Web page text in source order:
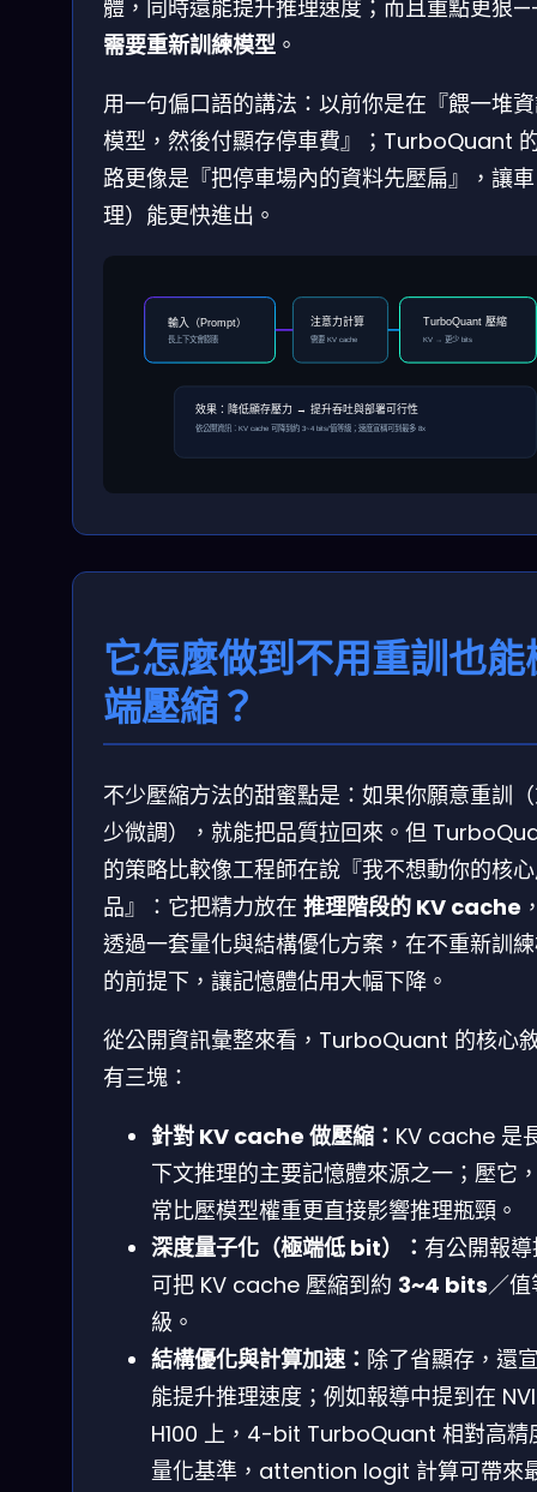
體，同時還能提升推理速度；而且重點更狠
需要重新訓練模型 。
用一句偏口語的講法：以前你是在『餵一堆
模型，然後付顯存停車費』；TurboQuant
路更像是『把停車場內的資料先壓扁』，讓
理）能更快進出。
輸入（Prompt）
長上下文會膨脹
注意力計算
需要 KV cache
TurboQuant 壓縮
KV → 更少 bits
效果：降低顯存壓力 → 提升吞吐與部署可行性
依公開資訊：KV cache 可降到約 3~4 bits/值等級；速度宣稱可到最多 8x
它怎麼做到不用重訓也能
端壓縮？
不少壓縮方法的甜蜜點是：如果你願意重訓
少微調），就能把品質拉回來。但
的策略比較像工程師在說『我不想動你的核
品』：它把精力放在 推理階段的 KV cache
透過一套量化與結構優化方案，在不重新訓
的前提下，讓記憶體佔用大幅下降。
從公開資訊彙整來看，TurboQuant 的核心
有三塊：
針對 KV cache 做壓縮： KV cache 是
下文推理的主要記憶體來源之一；壓它
常比壓模型權重更直接影響推理瓶頸。
深度量子化（極端低 bit）： 有公開報
可把 KV cache 壓縮到約 3~4 bits／值
級。
結構優化與計算加速： 除了省顯存，還
能提升推理速度；例如報導中提到在
H100 上，4-bit TurboQuant 相對高精
量化基準，attention logit 計算可帶來